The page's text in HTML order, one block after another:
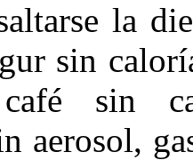
la
sin
sin
aerosol,